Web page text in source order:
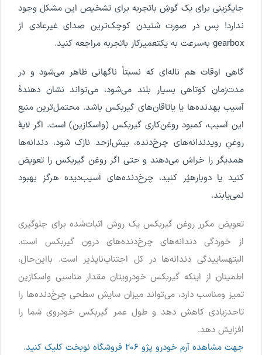
جایگزینی برای یک گوش باتجربه برای تشخیص این مشکل وجود
ندارد! پس در صورت شنیدن کوچکترین صدای غیرعادی از
gearbox بهسرعت به یکتعمیرکار باتجربه مراجعه کنید.
گاهی اوقات هم نالهای که نسبتاً ناگهانی ظاهر میشود و در
مدتزمان کوتاهی بسیار بلند میشود، میتواند نشان دهندۀ
آسیب بهدندهها یا یاتاقانهای گیربکس باشد. محتملترین منبع
این آسیب،کمبود روغنکاری گیربکس (واسکازین) است. اگر لایۀ
روغن ِرویدندانههای چرخدنده، بیشازحد نازک شود، دندانهها
همدیگر را خراش میدهند و حتی اگر روغن گیربکس را تعویض
کنید یا دوبارهپر کنید، چرخدندههای آسیبدیده هرگز بهبود
نمییابند.
تعویض مکرر روغن گیربکس یک روش اثباتشده برای جلوگیری
از
خوردگی دندانههای چرخدندههای درون گیربکس است.
البتهساییدگی دندانهها در کل اجتنابناپذیر است. بااینحال،
اطمینان از اینکه گیربکس خودرویتان مقدار مناسبی واسکازین
تمیز ومناسب دارد، میتواند میزان سایش سطحی چرخدندهها را
تاحدزیادی کاهش دهد و طول عمر گیربکس خودروی شما را
افزایش دهد.
جهت مشاهده آرم خودرو پژو ۲۰۶ فروشگاه نوبخت کلیک کنید.